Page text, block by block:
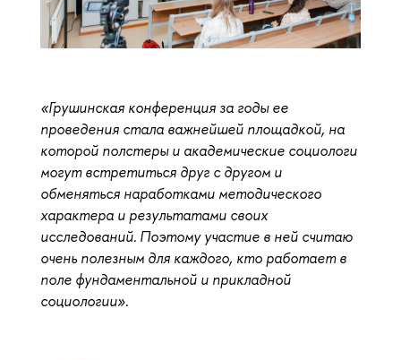
«Грушинская конференция за годы ее
проведения стала важнейшей площадкой, на
которой полстеры и академические социологи
могут встретиться друг с другом и
обменяться наработками методического
характера и результатами своих
исследований. Поэтому участие в ней считаю
очень полезным для каждого, кто работает в
поле фундаментальной и прикладной
социологии».